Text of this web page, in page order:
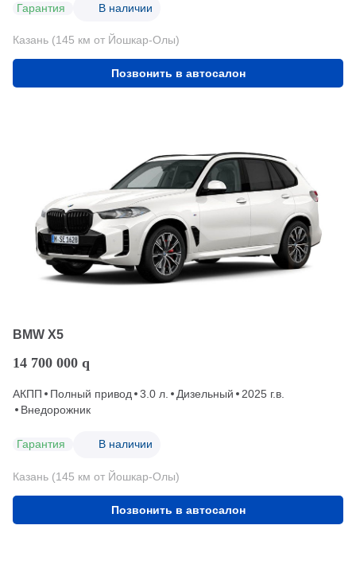
Гарантия В наличии
Казань (145 км от Йошкар-Олы)
Позвонить в автосалон
BMW X5
14 700 000 q
АКПП Полный привод 3.0 л. Дизельный
2025 г.в.
Внедорожник
Гарантия В наличии
Казань (145 км от Йошкар-Олы)
Позвонить в автосалон